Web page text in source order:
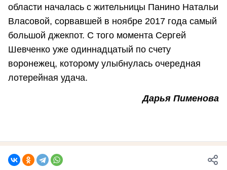
области началась с жительницы Панино Натальи
Власовой, сорвавшей в ноябре 2017 года самый
большой джекпот. С того момента Сергей
Шевченко уже одиннадцатый по счету
воронежец, которому улыбнулась очередная
лотерейная удача.
Дарья Пименова